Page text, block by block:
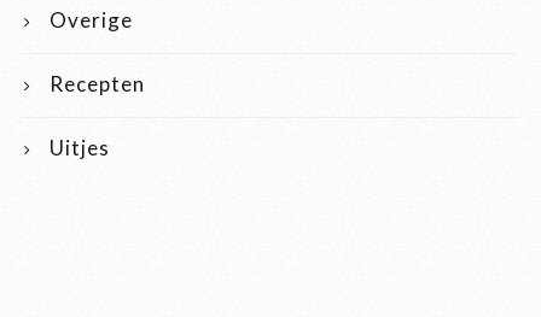
Overige
Recepten
Uitjes